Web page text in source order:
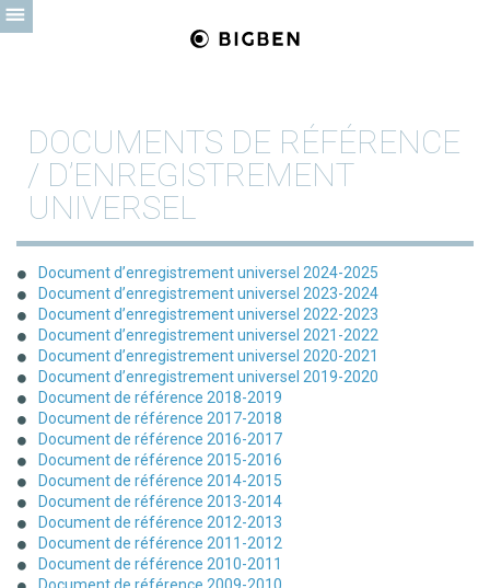
DOCUMENTS DE RÉFÉRENCE
/ D’ENREGISTREMENT
UNIVERSEL
Document d’enregistrement universel 2024-2025
Document d’enregistrement universel 2023-2024
Document d’enregistrement universel 2022-2023
Document d’enregistrement universel 2021-2022
Document d’enregistrement universel 2020-2021
Document d’enregistrement universel 2019-2020
Document de référence 2018-2019
Document de référence 2017-2018
Document de référence 2016-2017
Document de référence 2015-2016
Document de référence 2014-2015
Document de référence 2013-2014
Document de référence 2012-2013
Document de référence 2011-2012
Document de référence 2010-2011